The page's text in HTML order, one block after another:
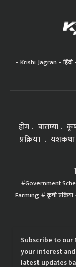
Krishi Jagran हिंदी
होम बातम्या
प्रक्रिया
यशकथा
Government
Farming कृषी प्रक्रिया
Subscribe to
your interest
latest updates